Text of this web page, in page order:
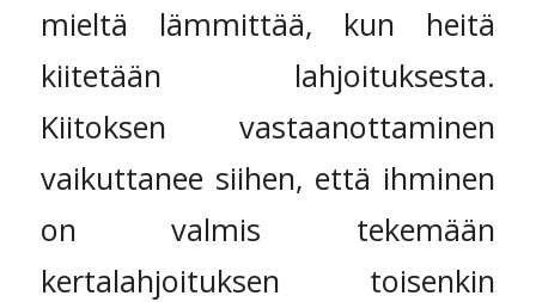
mieltä lämmittää, kun heitä
kiitetään lahjoituksesta.
Kiitoksen vastaanottaminen
vaikuttanee siihen, että ihminen
on valmis tekemään
kertalahjoituksen toisenkin